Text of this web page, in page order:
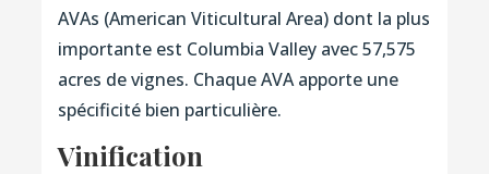
AVAs (American Viticultural Area) dont la plus
importante est Columbia Valley avec 57,575
acres de vignes. Chaque AVA apporte une
spécificité bien particulière.
Vinification